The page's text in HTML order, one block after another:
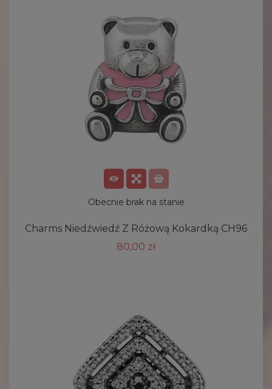
Obecnie brak na stanie
Charms Niedźwiedź Z Różową Kokardką CH96
80,00 zł